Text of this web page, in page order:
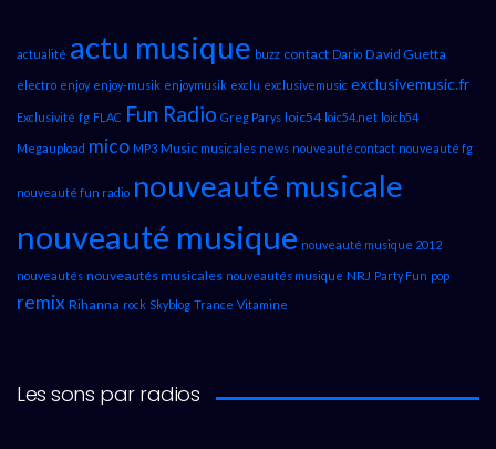
actualité actu musique buzz contact Dario David Guetta
electro enjoy enjoy-musik enjoymusik exclu exclusivemusic exclusivemusic.fr
Exclusivité fg FLAC Fun Radio Greg Parys loic54 loic54.net loicb54
Megaupload mico MP3 Music musicales news nouveauté contact nouveauté fg
nouveauté fun radio nouveauté musicale
nouveauté musique nouveauté musique 2012
nouveautés nouveautés musicales nouveautés musique NRJ Party Fun pop
remix Rihanna rock Skyblog Trance Vitamine
Les sons par radios